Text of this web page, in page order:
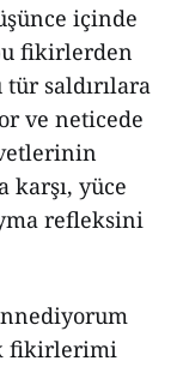
içinde
fikirlerden
tür saldırılara
ve neticede
yüce
refleksini
fikirlerimi